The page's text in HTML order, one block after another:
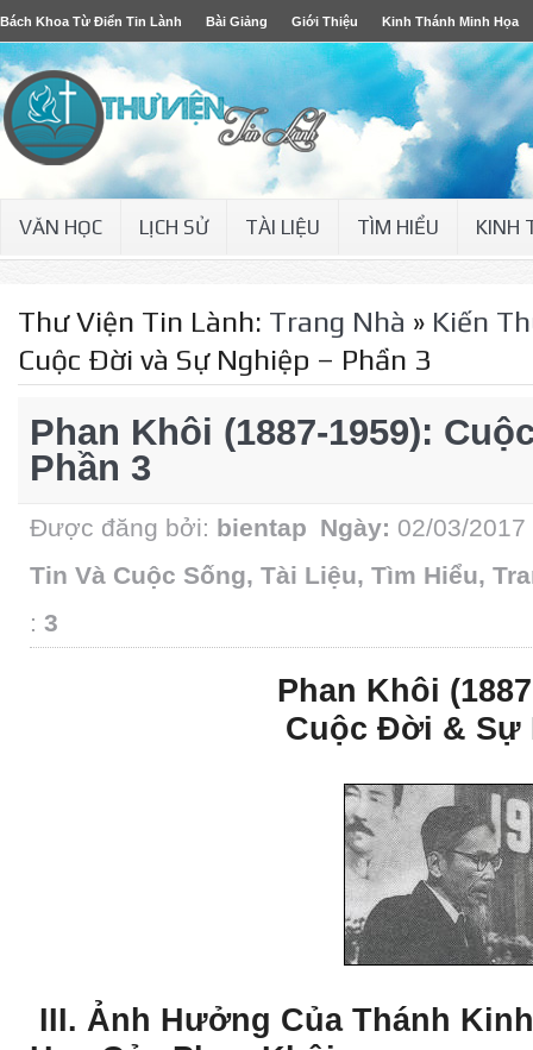
Bách Khoa Từ Điển Tin Lành Bài Giảng Giới Thiệu Kinh Thánh Minh Họa
VĂN HỌC LỊCH SỬ TÀI LIỆU TÌM HIỂU KINH
Thư Viện Tin Lành: Trang Nhà » Kiến
Cuộc Ðời và Sự Nghiệp – Phần 3
Phan Khôi (1887-1959):
Phần 3
Được đăng bởi: bientap Ngày: 02/03/2017
Tin Và Cuộc Sống, Tài Liệu, Tìm Hiểu,
: 3
Phan Khôi
Cuộc Ðời & Sự
III. Ảnh Hưởng Của Thánh